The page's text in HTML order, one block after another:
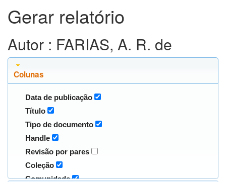
Gerar relatório
Autor : FARIAS, A. R. de
Colunas
Data de publicação
Título
Tipo de documento
Handle
Revisão por pares
Coleção
Comunidade